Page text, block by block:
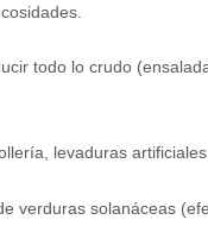
todo lo crudo
levaduras artificiales.
verduras solanáceas